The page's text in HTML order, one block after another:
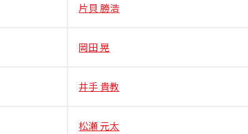
片貝 勝浩
岡田 晃
井手 貴教
松瀬 元太